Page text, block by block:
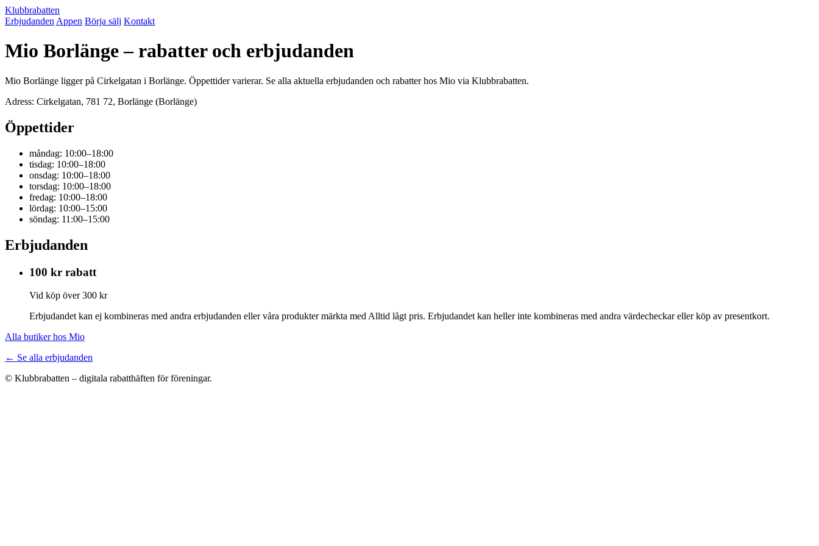
Klubbrabatten
Erbjudanden Appen Börja sälj Kontakt
Mio Borlänge – rabatter och erbjudanden
Mio Borlänge ligger på Cirkelgatan i Borlänge. Öppettider varierar. Se alla aktuella erbjudanden och rabatter hos Mio via Klubbrabatten.
Adress: Cirkelgatan, 781 72, Borlänge (Borlänge)
Öppettider
måndag: 10:00–18:00
tisdag: 10:00–18:00
onsdag: 10:00–18:00
torsdag: 10:00–18:00
fredag: 10:00–18:00
lördag: 10:00–15:00
söndag: 11:00–15:00
Erbjudanden
100 kr rabatt
Vid köp över 300 kr
Erbjudandet kan ej kombineras med andra erbjudanden eller våra produkter märkta med Alltid lågt pris. Erbjudandet kan heller inte kombineras med andra värdecheckar eller köp av presentkort.
Alla butiker hos Mio
← Se alla erbjudanden
© Klubbrabatten – digitala rabatthäften för föreningar.